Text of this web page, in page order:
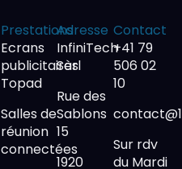
Prestations
Ecrans
publicitaires
Topad
Salles de
réunion
connectées
Adresse
InfiniTech
Sàrl
Rue des
Sablons
15
1920
Contact
+41 79
506 02
10
Sur rdv
du Mardi